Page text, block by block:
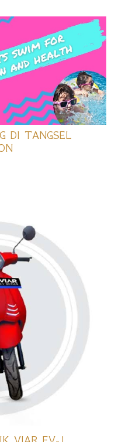
DI TANGSEL